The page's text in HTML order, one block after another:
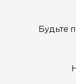
Будьте